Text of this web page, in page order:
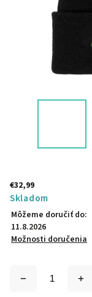
€32,99
Skladom
Môžeme doručiť do:
11.8.2026
Možnosti doručenia